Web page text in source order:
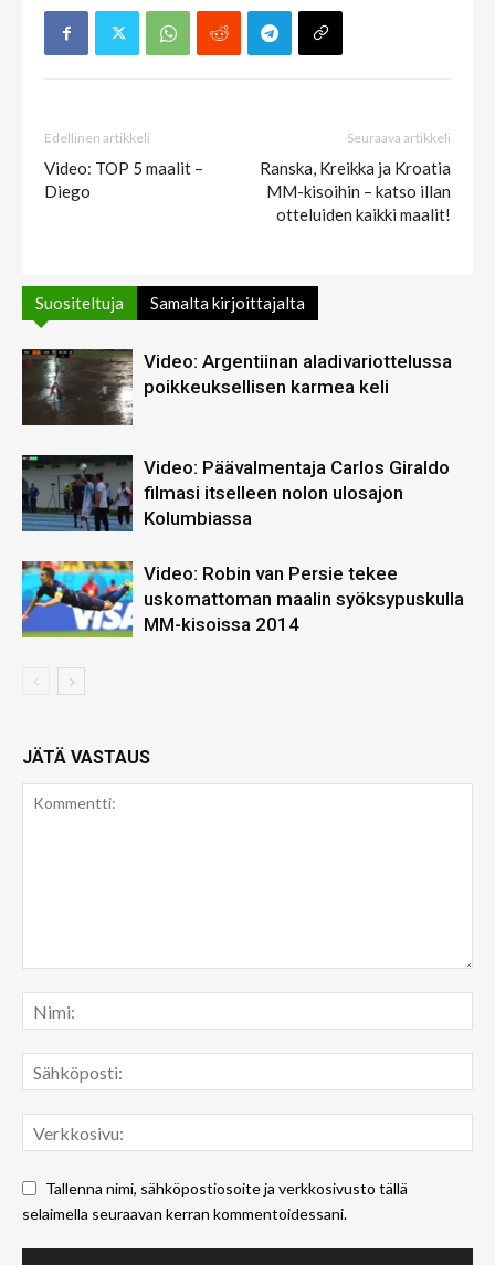
Edellinen artikkeli
Video: TOP 5 maalit –
Diego
Seuraava artikkeli
Ranska, Kreikka ja Kroatia
MM-kisoihin – katso illan
otteluiden kaikki maalit!
Suositeltuja Samalta kirjoittajalta
Video: Argentiinan aladivariottelussa
poikkeuksellisen karmea keli
Video: Päävalmentaja Carlos Giraldo
filmasi itselleen nolon ulosajon
Kolumbiassa
Video: Robin van Persie tekee
uskomattoman maalin syöksypuskulla
MM-kisoissa 2014
JÄTÄ VASTAUS
Tallenna nimi, sähköpostiosoite ja verkkosivusto tällä
selaimella seuraavan kerran kommentoidessani.